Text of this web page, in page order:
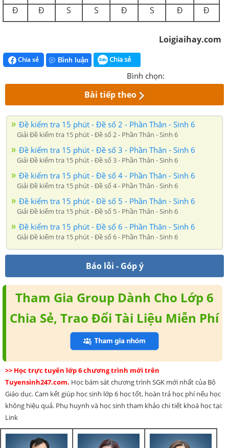
Đ
Đ S S Đ S Đ Đ
Loigiaihay.com
Chia sẻ Bình luận Chia sẻ
Bình chọn:
Bài tiếp theo
Đề kiểm tra 15 phút - Đề số 2 - Phần Thân - Sinh 6
Giải Đề kiểm tra 15 phút - Đề số 2 - Phần Thân - Sinh 6
Đề kiểm tra 15 phút - Đề số 3 - Phần Thân - Sinh 6
Giải Đề kiểm tra 15 phút - Đề số 3 - Phần Thân - Sinh 6
Đề kiểm tra 15 phút - Đề số 4 - Phần Thân - Sinh 6
Giải Đề kiểm tra 15 phút - Đề số 4 - Phần Thân - Sinh 6
Đề kiểm tra 15 phút - Đề số 5 - Phần Thân - Sinh 6
Giải Đề kiểm tra 15 phút - Đề số 5 - Phần Thân - Sinh 6
Đề kiểm tra 15 phút - Đề số 6 - Phần Thân - Sinh 6
Giải Đề kiểm tra 15 phút - Đề số 6 - Phần Thân - Sinh 6
Báo lỗi - Góp ý
Tham Gia Group Dành Cho Lớp 6
Chia Sẻ, Trao Đổi Tài Liệu Miễn Phí
>> Học trực tuyến lớp 6 chương trình mới trên
Tuyensinh247.com. Học bám sát chương trình SGK mới nhất của Bộ
Giáo dục. Cam kết giúp học sinh lớp 6 học tốt, hoàn trả học phí nếu học
không hiệu quả. Phụ huynh và học sinh tham khảo chi tiết khoá học tại:
Link